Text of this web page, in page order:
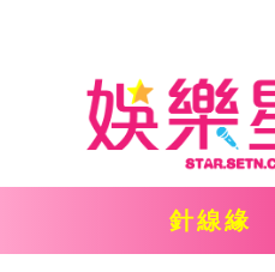
針線緣